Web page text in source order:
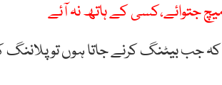
جتوائے،کسی کے ہاتھ نہ آئے
بیٹنگ کرنے جاتا ہوں تو پلاننگ